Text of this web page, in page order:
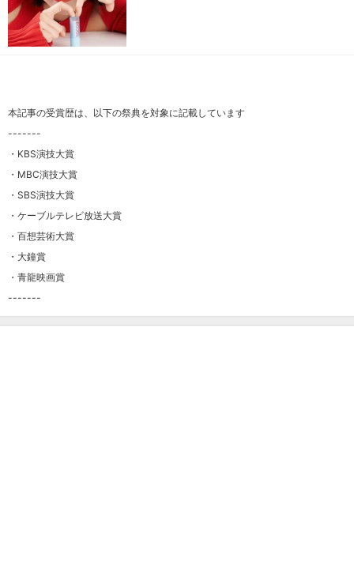
本記事の受賞歴は、以下の祭典を対象に記載しています
-------
・KBS演技大賞
・MBC演技大賞
・SBS演技大賞
・ケーブルテレビ放送大賞
・百想芸術大賞
・大鐘賞
・青龍映画賞
-------